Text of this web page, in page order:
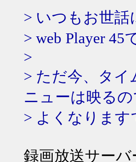
> いつもお世
> web Player
>
> ただ今、タ
ニューは映る
> よくなりま
録画放送サー